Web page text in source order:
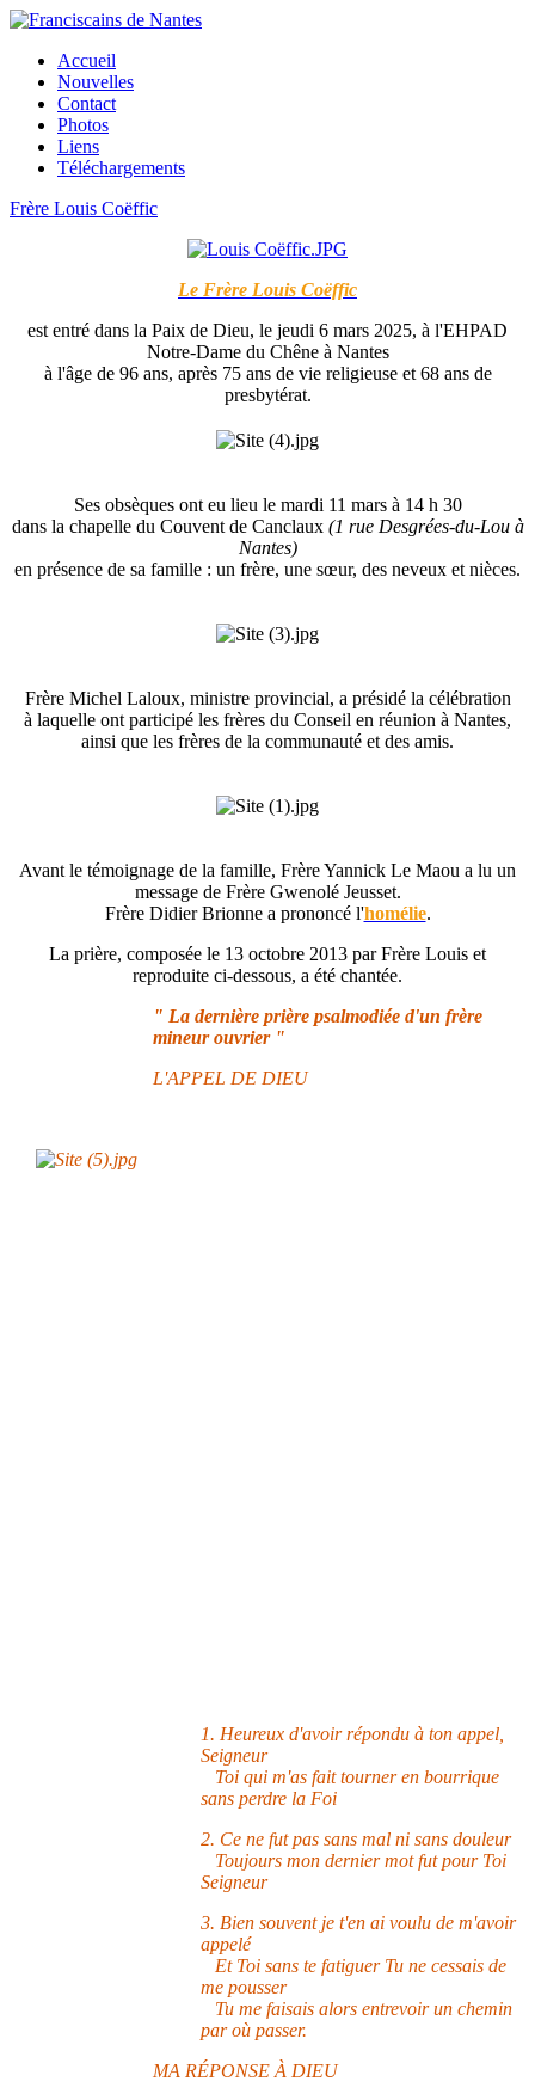
Accueil
Nouvelles
Contact
Photos
Liens
Téléchargements
Frère Louis Coëffic
Le Frère Louis Coëffic
est entré dans la Paix de Dieu, le jeudi 6 mars 2025, à l'EHPAD
Notre-Dame du Chêne à Nantes
à l'âge de 96 ans, après 75 ans de vie religieuse et 68 ans de
presbytérat.
Ses obsèques ont eu lieu le mardi 11 mars à 14 h 30
dans la chapelle du Couvent de Canclaux (1 rue Desgrées-du-Lou à
Nantes)
en présence de sa famille : un frère, une sœur, des neveux et nièces.
Frère Michel Laloux, ministre provincial, a présidé la célébration
à laquelle ont participé les frères du Conseil en réunion à Nantes,
ainsi que les frères de la communauté et des amis.
Avant le témoignage de la famille, Frère Yannick Le Maou a lu un
message de Frère Gwenolé Jeusset.
Frère Didier Brionne a prononcé l'homélie.
La prière, composée le 13 octobre 2013 par Frère Louis et
reproduite ci-dessous, a été chantée.
" La dernière prière psalmodiée d'un frère
mineur ouvrier "
L'APPEL DE DIEU
1. Heureux d'avoir répondu à ton appel,
Seigneur
Toi qui m'as fait tourner en bourrique
sans perdre la Foi
2. Ce ne fut pas sans mal ni sans douleur
Toujours mon dernier mot fut pour Toi
Seigneur
3. Bien souvent je t'en ai voulu de m'avoir
appelé
Et Toi sans te fatiguer Tu ne cessais de
me pousser
Tu me faisais alors entrevoir un chemin
par où passer.
MA RÉPONSE À DIEU